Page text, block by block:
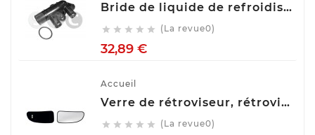
Bride de liquide de refroidissement STC T403544
     (La revue0)
32,89 €Prix
Accueil
Verre de rétroviseur, rétroviseur extérieur glace SPILU 10592
     (La revue0)